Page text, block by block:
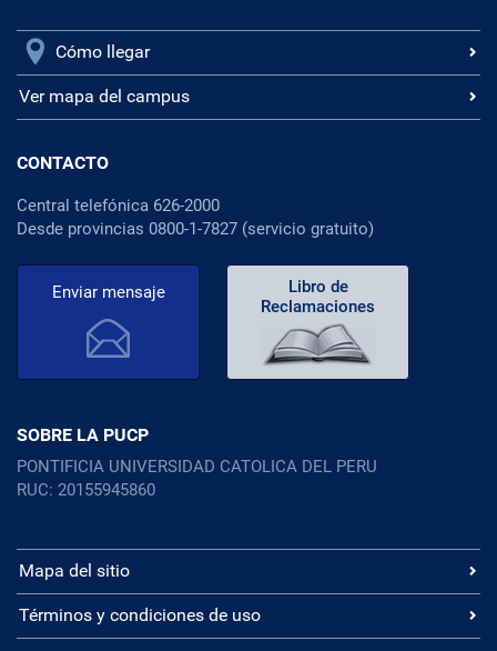
Cómo llegar
Ver mapa del campus
CONTACTO
Central telefónica 626-2000
Desde provincias 0800-1-7827 (servicio gratuito)
Enviar mensaje
Libro de
Reclamaciones
SOBRE LA PUCP
PONTIFICIA UNIVERSIDAD CATOLICA DEL PERU
RUC: 20155945860
Mapa del sitio
Términos y condiciones de uso